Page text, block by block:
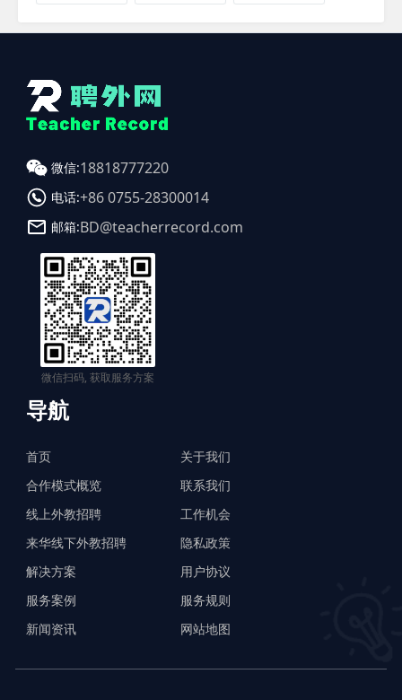
微信:18818777220
电话:+86 0755-28300014
邮箱:BD@teacherrecord.com
微信扫码, 获取服务方案
导航
首页
合作模式概览
线上外教招聘
来华线下外教招聘
解决方案
服务案例
新闻资讯
关于我们
联系我们
工作机会
隐私政策
用户协议
服务规则
网站地图